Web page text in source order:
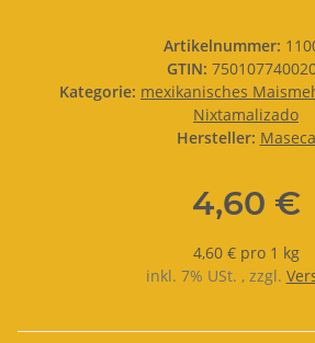
Artikelnummer:
GTIN:
Kategorie: mexikanisches
Nixtamalizado
Hersteller: Maseca
4,60 €
4,60 € pro 1 kg
inkl. 7% USt. , zzgl.